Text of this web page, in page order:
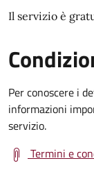
Il servizio è
Per conoscere i
informazioni
servizio.
Termini e